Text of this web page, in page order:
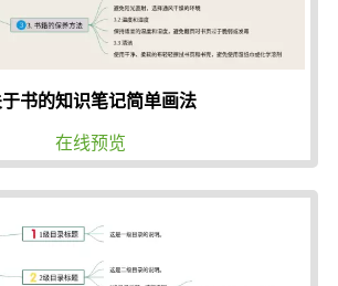
书的知识笔记简单画法
在线预览